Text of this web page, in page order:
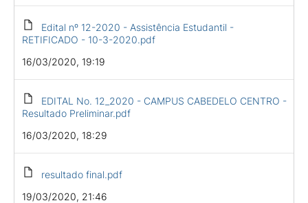
Edital nº 12-2020 - Assistência Estudantil -
RETIFICADO - 10-3-2020.pdf
16/03/2020, 19:19
EDITAL No. 12_2020 - CAMPUS CABEDELO CENTRO -
Resultado Preliminar.pdf
16/03/2020, 18:29
resultado final.pdf
19/03/2020, 21:46